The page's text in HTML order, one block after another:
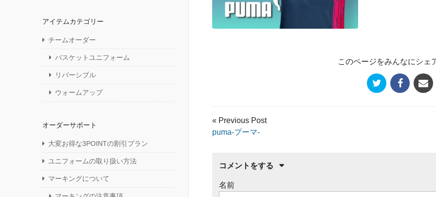
このページをみんなにシェ
« Previous Post
puma-プーマ-
コメントをする
名前
アイテムカテゴリー
チームオーダー
バスケットユニフォーム
リバーシブル
ウォームアップ
オーダーサポート
大変お得な3POINTの割引プラン
ユニフォームの取り扱い方法
マーキングについて